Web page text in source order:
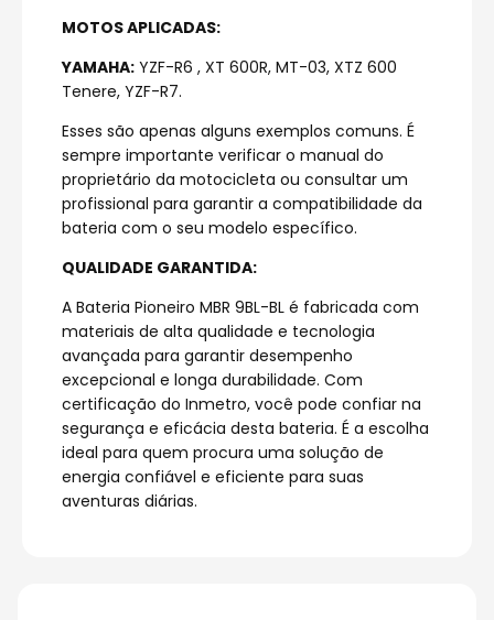
MOTOS APLICADAS:
YAMAHA: YZF-R6 , XT 600R, MT-03, XTZ 600
Tenere, YZF-R7.
Esses são apenas alguns exemplos comuns. É
sempre importante verificar o manual do
proprietário da motocicleta ou consultar um
profissional para garantir a compatibilidade da
bateria com o seu modelo específico.
QUALIDADE GARANTIDA:
A Bateria Pioneiro MBR 9BL-BL é fabricada com
materiais de alta qualidade e tecnologia
avançada para garantir desempenho
excepcional e longa durabilidade. Com
certificação do Inmetro, você pode confiar na
segurança e eficácia desta bateria. É a escolha
ideal para quem procura uma solução de
energia confiável e eficiente para suas
aventuras diárias.